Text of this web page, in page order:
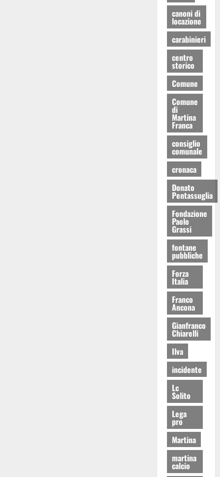
canoni di
locazione
carabinieri
centro
storico
Comune
Comune
di
Martina
Franca
consiglio
comunale
cronaca
Donato
Pentassuglia
Fondazione
Paolo
Grassi
fontane
pubbliche
Forza
Italia
Franco
Ancona
Gianfranco
Chiarelli
Ilva
incidente
Lc
Solito
Lega
pro
Martina
martina
calcio